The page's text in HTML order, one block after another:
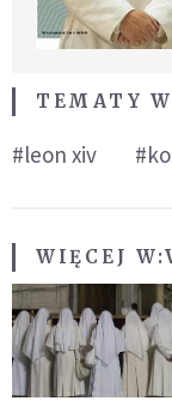
TEMATY
#leon xiv
WIĘCEJ W: